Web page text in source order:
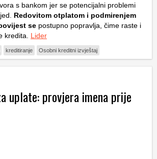
s bankom jer se potencijalni problemi
Redovitom otplatom i podmirenjem
se postupno popravlja, čime raste i
kredita. Lider
kreditiranje Osobni kreditni izvještaj
uplate: provjera imena prije